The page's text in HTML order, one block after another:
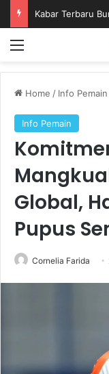
Home / Info Pemain
Info Pemain
Global,
Pupus
Cornelia Farida